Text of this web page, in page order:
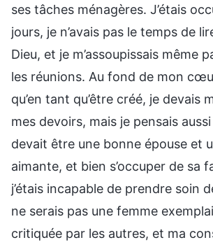
ses tâches ménagères. J’étais
jours, je n’avais pas le temps de
Dieu, et je m’assoupissais même
les réunions. Au fond de mon
qu’en tant qu’être créé, je devais
mes devoirs, mais je pensais aussi
devait être une bonne épouse et
aimante, et bien s’occuper de sa
j’étais incapable de prendre soin
ne serais pas une femme
critiquée par les autres, et ma